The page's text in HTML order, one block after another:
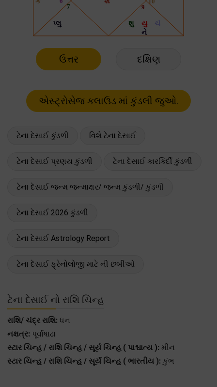
ઉત્તર દક્ષિણ
ટેના દેસાઈ કુંડળી વિશે ટેના દેસાઈ
ટેના દેસાઈ પ્રણય કુંડળી ટેના દેસાઈ કારકિર્દી કુંડળી
ટેના દેસાઈ જન્મ જન્માક્ષર/ જન્મ કુંડળી/ કુંડળી
ટેના દેસાઈ 2026 કુંડળી
ટેના દેસાઈ Astrology Report
ટેના દેસાઈ ફ્રેનોલોજી માટે ની છબીઓ
ટેના દેસાઈ નો રાશિ ચિન્હ
રાશિ/ ચંદ્ર રાશિ: ધન
નક્ષત્ર: પૂર્વાષાઢા
સ્ટાર ચિન્હ / રાશિ ચિન્હ / સૂર્ય ચિન્હ ( પાશ્ચાત્ય ): મીન
સ્ટાર ચિન્હ / રાશિ ચિન્હ / સૂર્ય ચિન્હ ( ભારતીય ): કુંભ